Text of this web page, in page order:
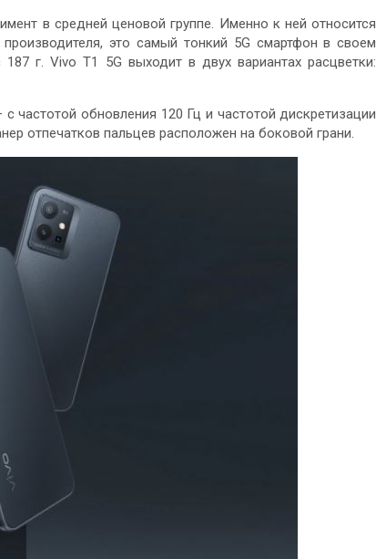
в средней ценовой группе. Именно к ней относится
это самый тонкий 5G смартфон в своем
187 г. Vivo T1 5G выходит в двухвариантах расцветки:
частотой обновления 120 Гц и частотой дискретизации
отпечатков пальцев расположен на боковой грани.